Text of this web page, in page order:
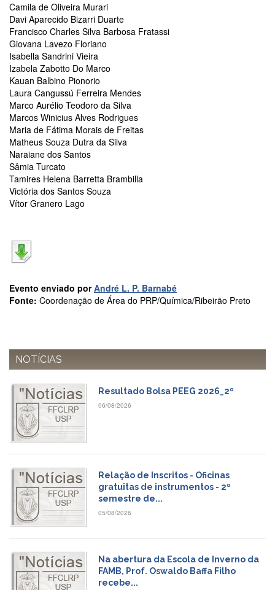
PÓS-
GRADUAÇÃO
Alunos
Especiais
Apresentação
Atendimento
Online
Auxílio
à
Pró-
Reitoria
de
PG
Comissão
de
Defesas
Diplomas
Editais
Matrícula
-
Dissertações
e
Teses
PAE
Programas
Twitter
PESQUISA
A
Comissão
Pesquisa
Pesquisadores
Camila de Oliveira Murari
Davi Aparecido Bizarri Duarte
Francisco Charles Silva Barbosa Fratassi
Giovana Lavezo Floriano
Isabella Sandrini Vieira
Izabela Zabotto Do Marco
Kauan Balbino Pionorio
Laura Cangussú Ferreira Mendes
Marco Aurélio Teodoro da Silva
Marcos Winicius Alves Rodrigues
Maria de Fátima Morais de Freitas
Matheus Souza Dutra da Silva
Naraiane dos Santos
Sâmia Turcato
Tamires Helena Barretta Brambilla
Victória dos Santos Souza
Vítor Granero Lago
Evento enviado porAndré L. P. Barnabé
Fonte: Coordenação de Área do PRP/Química/Ribeirão Preto
NOTÍCIAS
Resultado Bolsa PEEG 2026_2º
06/08/2026
Relação de Inscritos - Oficinas
gratuitas de instrumentos - 2º
semestre de...
05/08/2026
Na abertura da Escola de Inverno da
FAMB, Prof. Oswaldo Baffa Filho
recebe...